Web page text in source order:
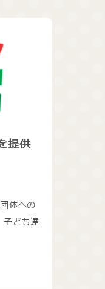
提供
体への
子ども達